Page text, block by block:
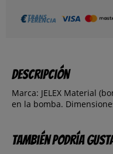
Descripción
Marca: JELEX Material
en la bomba.
También podría